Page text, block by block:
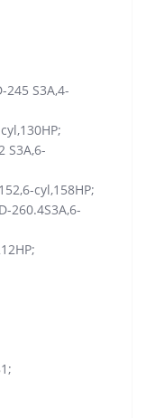
245 S3A,4-
S3A,6-
cyl,158HP;
260.4S3A,6-